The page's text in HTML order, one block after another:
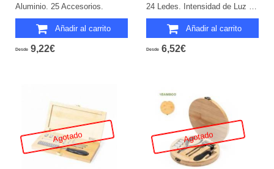
Aluminio. 25 Accesorios.
Añadir al carrito
Desde 9,22€
24 Ledes. Intensidad de Luz Regulable. 30 Accesorios. 3 Pilas AA No Incluidas.
Añadir al carrito
Desde 6,52€
Agotado Agotado